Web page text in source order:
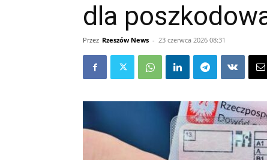
dla
Przez Rzeszów News - 23 czerwca 2026 08:31